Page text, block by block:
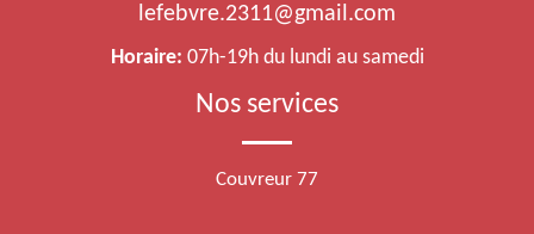
lefebvre.2311@gmail.com
Horaire: 07h-19h du lundi au samedi
Nos services
Couvreur 77